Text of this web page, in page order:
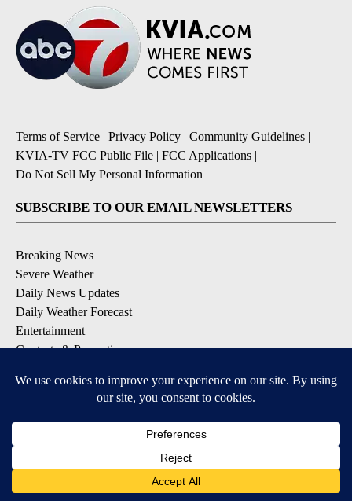
Terms of Service | Privacy Policy | Community Guidelines |
KVIA-TV FCC Public File | FCC Applications |
Do Not Sell My Personal Information
SUBSCRIBE TO OUR EMAIL NEWSLETTERS
Breaking News
Severe Weather
Daily News Updates
Daily Weather Forecast
Entertainment
Contests & Promotions
DOWNLOAD OUR APPS
Available for iOS and Android